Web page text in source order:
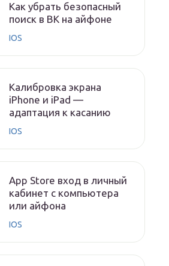
Как убрать безопасный
поиск в ВК на айфоне
IOS
Калибровка экрана
iPhone и iPad —
адаптация к касанию
IOS
App Store вход в личный
кабинет с компьютера
или айфона
IOS